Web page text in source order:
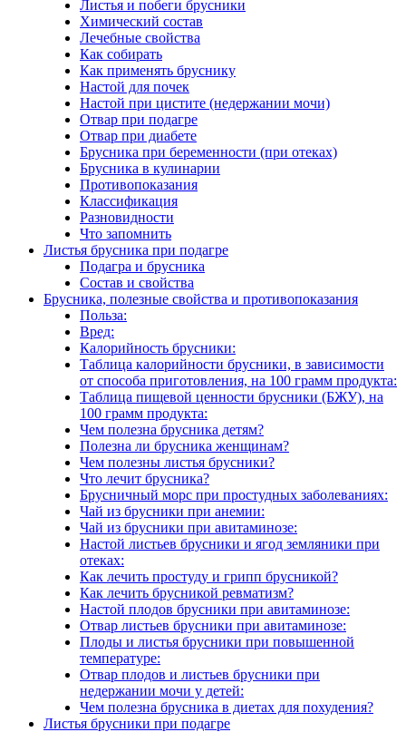
Листья и побеги брусники
Химический состав
Лечебные свойства
Как собирать
Как применять бруснику
Настой для почек
Настой при цистите (недержании мочи)
Отвар при подагре
Отвар при диабете
Брусника при беременности (при отеках)
Брусника в кулинарии
Противопоказания
Классификация
Разновидности
Что запомнить
Листья брусника при подагре
Подагра и брусника
Состав и свойства
Брусника, полезные свойства и противопоказания
Польза:
Вред:
Калорийность брусники:
Таблица калорийности брусники, в зависимости
от способа приготовления, на 100 грамм продукта:
Таблица пищевой ценности брусники (БЖУ), на
100 грамм продукта:
Чем полезна брусника детям?
Полезна ли брусника женщинам?
Чем полезны листья брусники?
Что лечит брусника?
Брусничный морс при простудных заболеваниях:
Чай из брусники при анемии:
Чай из брусники при авитаминозе:
Настой листьев брусники и ягод земляники при
отеках:
Как лечить простуду и грипп брусникой?
Как лечить брусникой ревматизм?
Настой плодов брусники при авитаминозе:
Отвар листьев брусники при авитаминозе:
Плоды и листья брусники при повышенной
температуре:
Отвар плодов и листьев брусники при
недержании мочи у детей:
Чем полезна брусника в диетах для похудения?
Листья брусники при подагре